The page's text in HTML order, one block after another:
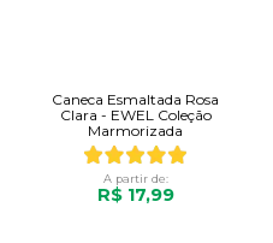
Caneca Esmaltada Rosa
Clara - EWEL Coleção
Marmorizada
A partir de:
R$ 17,99